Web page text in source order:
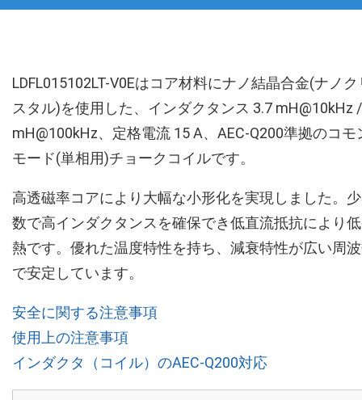
LDFL015102LT-V0Eはコア材料にナノ結晶合金(ナノク
スタル)を使用した、インダクタンス 3.7 mH@10kHz
mH@100kHz、定格電流 15 A、AEC-Q200準拠のコモ
モード(単相用)チョークコイルです。
高透磁率コアにより大幅な小形化を実現しました。
数で高インダクタンスを確保でき低直流抵抗により
熱です。優れた温度特性を持ち、減衰特性が広い周
で安定しています。
安全に関する注意事項
使用上の注意事項
インダクタ（コイル）のAEC-Q200対応